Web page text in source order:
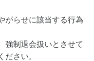
がらせに該当する行為
強制退会扱いとさせて
ださい。